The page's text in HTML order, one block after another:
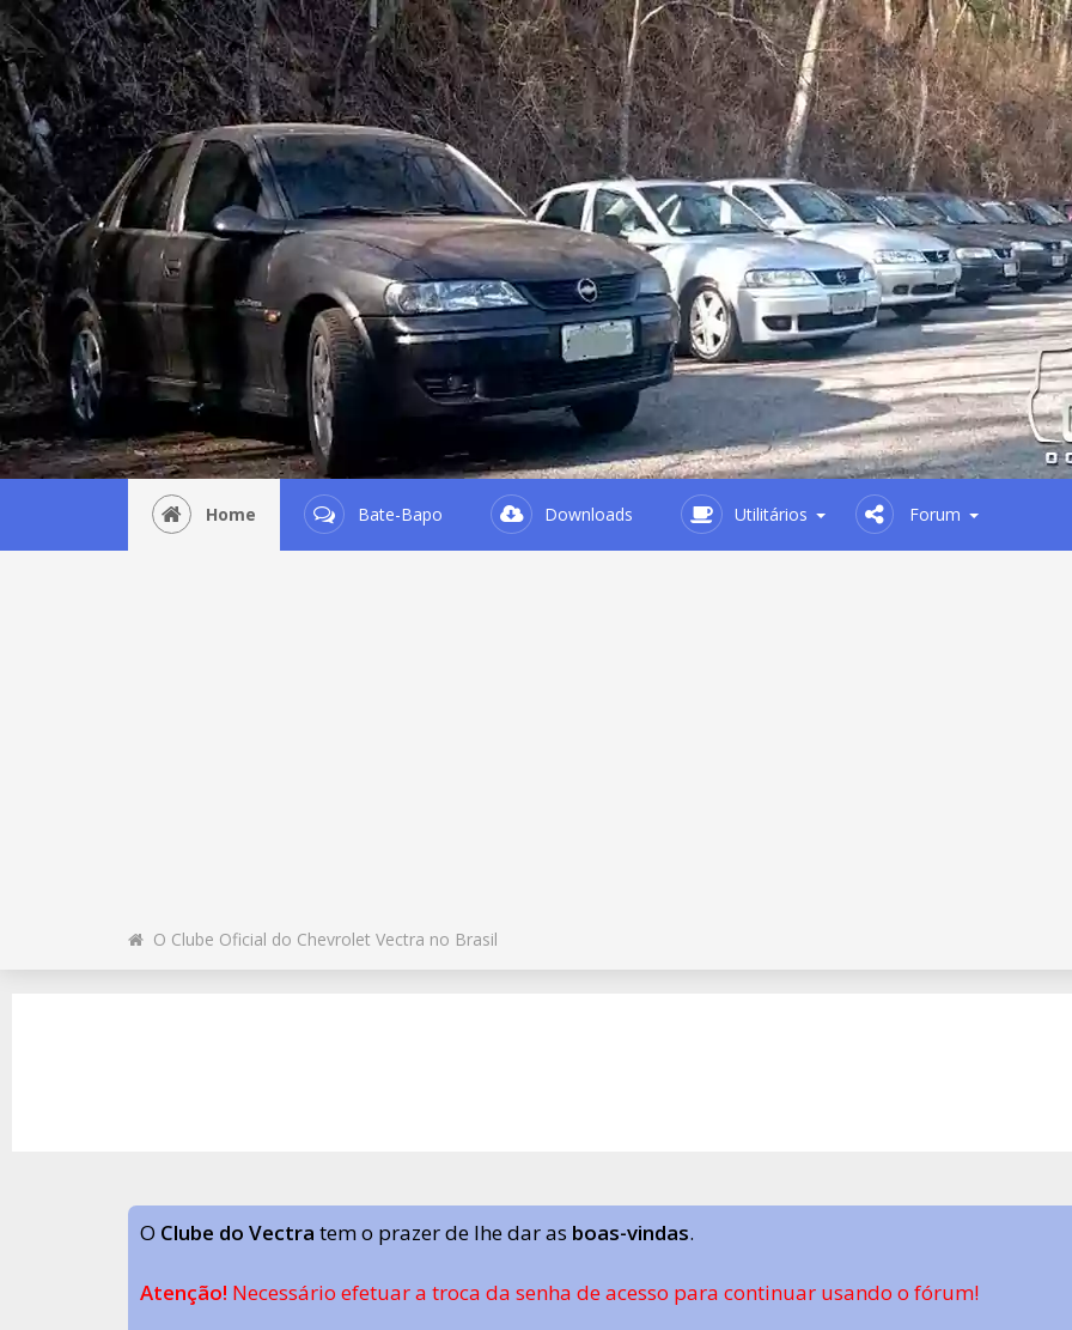
Home Bate-Bapo Downloads Utilitários Forum
O Clube Oficial do Chevrolet Vectra no Brasil
O Clube do Vectra tem o prazer de lhe dar as boas-vindas.
Atenção! Necessário efetuar a troca da senha de acesso para continuar usando o fórum!